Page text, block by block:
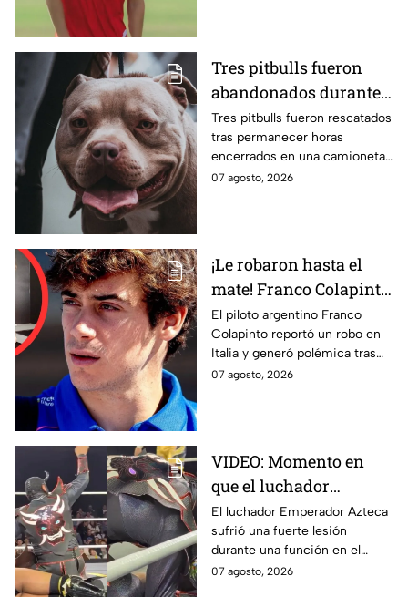
Tres pitbulls fueron
abandonados durante
horas dentro de una
camioneta bajo el calor
en Tijuana; así
lograron rescatarlos
Tres pitbulls fueron rescatados
tras permanecer horas
encerrados en una camioneta
bajo altas temperaturas en la
07 agosto, 2026
¡Le robaron hasta el
mate! Franco Colapinto
crea polémica al
comparar seguridad de
Italia y Argentina
El piloto argentino Franco
Colapinto reportó un robo en
Italia y generó polémica tras
comparar la seguridad europea
07 agosto, 2026
VIDEO: Momento en
que el luchador
Emperador Azteca
sufre impactante lesión
en pleno combate y sale
del ring en camilla
El luchador Emperador Azteca
sufrió una fuerte lesión
durante una función en el
Estado de México y tuvo que
07 agosto, 2026